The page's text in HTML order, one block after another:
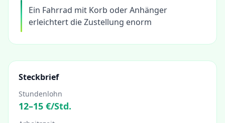
Ein Fahrrad mit Korb oder Anhänger
erleichtert die Zustellung enorm
Steckbrief
Stundenlohn
12–15 €/Std.